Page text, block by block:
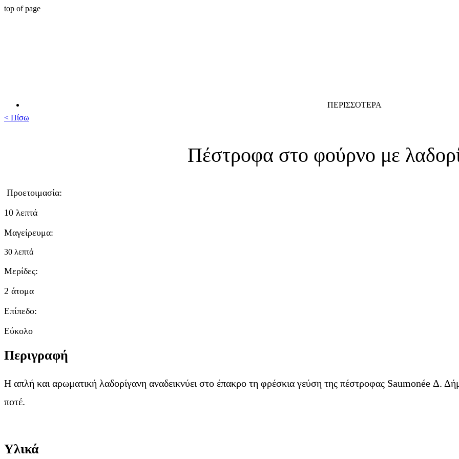
top of page
ΠΕΡΙΣΣΟΤΕΡΑ
< Πίσω
Πέστροφα στο φούρνο με
Προετοιμασία:
10 λεπτά
Μαγείρευμα:
30 λεπτά
Μερίδες:
2 άτομα
Επίπεδο:
Εύκολο
Περιγραφή
Η απλή και αρωματική λαδορίγανη αναδεικνύει στο έπακρο τη φρέσκια γεύση της πέστροφας Saumonée Δ.
ποτέ.
Υλικά